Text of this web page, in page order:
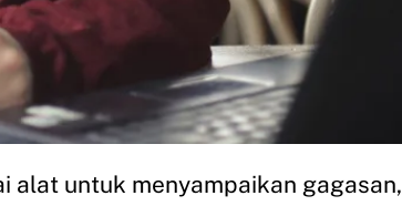
alat untuk menyampaikan gagasan,